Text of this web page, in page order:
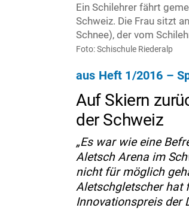
Ein Schilehrer fährt
Schweiz. Die Frau sitzt
Schnee), der vom
Foto: Schischule Riederalp
aus Heft 1/2016 –
Auf Skiern
der Schweiz
„Es war wie eine
Aletsch Arena im
nicht für möglich
Aletschgletscher hat
Innovationspreis der